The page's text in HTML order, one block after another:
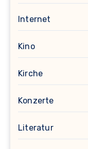
Internet
Kino
Kirche
Konzerte
Literatur